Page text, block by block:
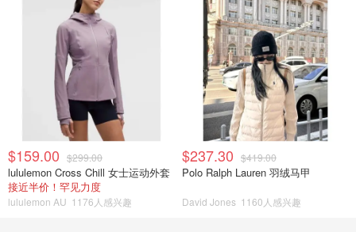
$159.00 $299.00
lululemon Cross Chill 女士运动外套
接近半价！罕见力度
lululemon AU 1176人感兴趣
$237.30 $419.00
Polo Ralph Lauren 羽绒马甲
David Jones 1160人感兴趣